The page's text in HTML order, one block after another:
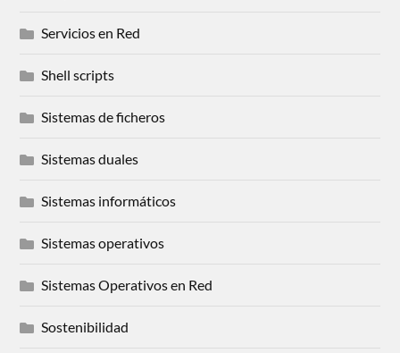
Servicios en Red
Shell scripts
Sistemas de ficheros
Sistemas duales
Sistemas informáticos
Sistemas operativos
Sistemas Operativos en Red
Sostenibilidad